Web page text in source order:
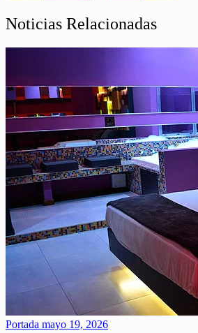
Noticias Relacionadas
Portada mayo 19, 2026